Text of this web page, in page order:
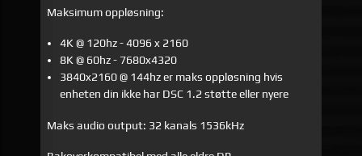
Maksimum oppløsning:
4K @ 120hz - 4096 x 2160
8K @ 60hz - 7680x4320
3840x2160 @ 144hz er maks oppløsning hvis
enheten din ikke har DSC 1.2 støtte eller nyere
Maks audio output: 32 kanals 1536kHz